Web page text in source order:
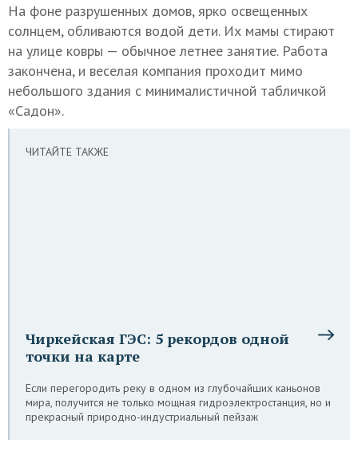
На фоне разрушенных домов, ярко освещенных
солнцем, обливаются водой дети. Их мамы стирают
на улице ковры — обычное летнее занятие. Работа
закончена, и веселая компания проходит мимо
небольшого здания с минималистичной табличкой
«Садон».
ЧИТАЙТЕ ТАКЖЕ
Чиркейская ГЭС: 5 рекордов одной
точки на карте
Если перегородить реку в одном из глубочайших каньонов
мира, получится не только мощная гидроэлектростанция, но и
прекрасный природно-индустриальный пейзаж